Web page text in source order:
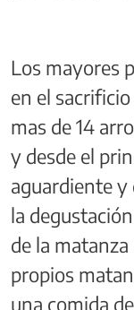
Los mayores
en el
mas de 14
y desde el
aguardiente y
la
de la
propios
una comida